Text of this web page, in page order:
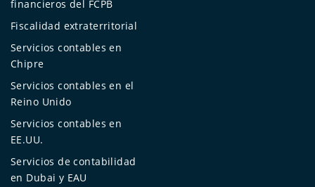
financieros del FCPB
Fiscalidad extraterritorial
Servicios contables en
Chipre
Servicios contables en el
Reino Unido
Servicios contables en
EE.UU.
Servicios de contabilidad
en Dubai y EAU